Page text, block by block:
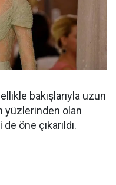
bakışlarıyla uzun
yüzlerinden olan
öne çıkarıldı.